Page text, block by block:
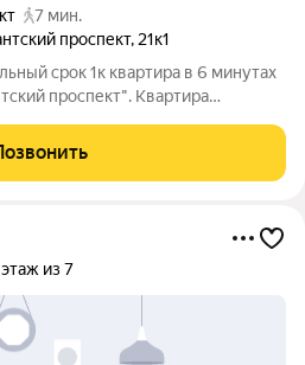
7 мин.
проспект, 21к1
срок 1к квартира в 6 минутах
проспект". Квартира
Балкон выходит на проспект. Во
этаж из 7